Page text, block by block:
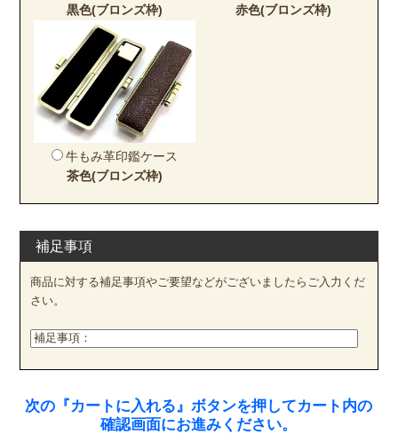
黒色(ブロンズ枠)
赤色(ブロンズ枠)
牛もみ革印鑑ケース
茶色(ブロンズ枠)
補足事項
商品に対する補足事項やご要望などがございましたらご入力くだ
さい。
次の『カートに入れる』ボタンを押してカート内の
確認画面にお進みください。